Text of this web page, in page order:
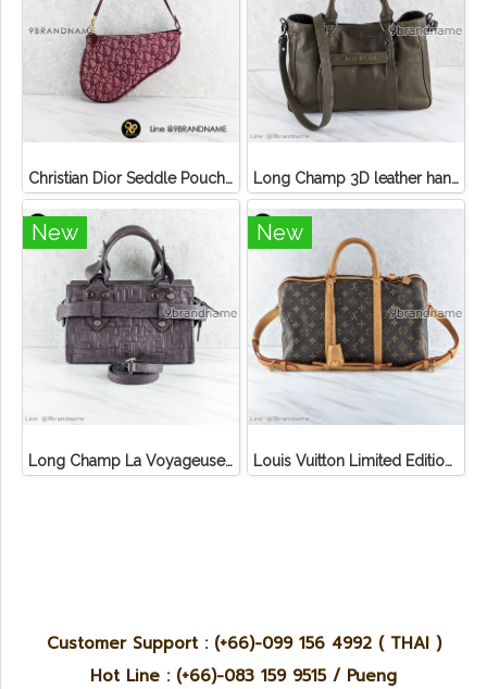
Christian Dior Seddle Pouch Accessory Hand Bag Long Champ 3D leather handbag
New
Long Champ La Voyageuse Bag Leather
New
Louis Vuitton Limited Edition Monogram Canvas Sofia Coppola SC Bag
Customer Support : (+66)-099 156 4992 ( THAI )
Hot Line : (+66)-083 159 9515 / Pueng